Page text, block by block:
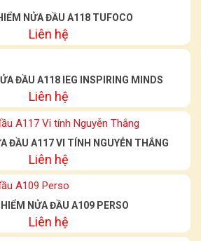
NỬA ĐẦU A118 TUFOCO
Liên hệ
ĐẦU A118 IEG INSPIRING MINDS
Liên hệ
ĐẦU A117 VI TÍNH NGUYỄN THẮNG
Liên hệ
HIỂM NỬA ĐẦU A109 PERSO
Liên hệ